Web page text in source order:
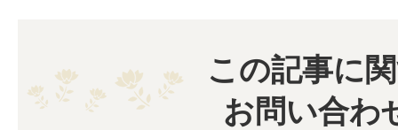
この記事に
お問い合わ